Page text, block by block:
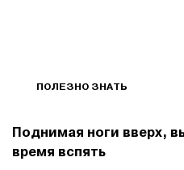
ПОЛЕЗНО ЗНАТЬ
Поднимая ноги вверх,
время вспять